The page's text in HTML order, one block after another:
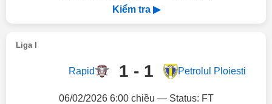
Kiểm tra ▶
Liga I
Rapid 1 - 1 Petrolul Ploiesti
06/02/2026 6:00 chiều — Status: FT